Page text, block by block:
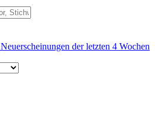
Neuerscheinungen der letzten 4 Wochen